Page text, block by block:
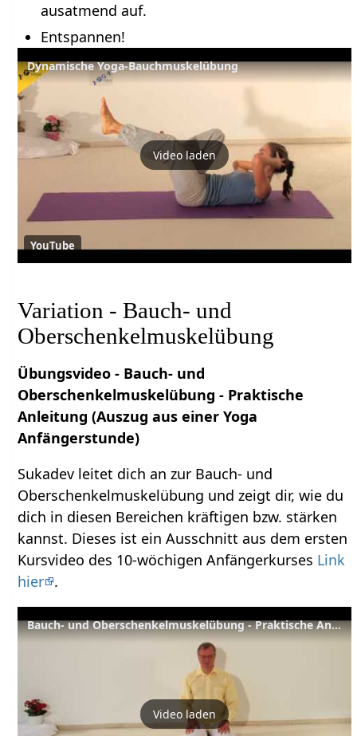
ausatmend auf.
Entspannen!
Dynamische Yoga-Bauchmuskelübung
Video laden
YouTube
Variation - Bauch- und
Oberschenkelmuskelübung
Übungsvideo - Bauch- und
Oberschenkelmuskelübung - Praktische
Anleitung (Auszug aus einer Yoga
Anfängerstunde)
Sukadev leitet dich an zur Bauch- und
Oberschenkelmuskelübung und zeigt dir, wie du
dich in diesen Bereichen kräftigen bzw. stärken
kannst. Dieses ist ein Ausschnitt aus dem ersten
Kursvideo des 10-wöchigen Anfängerkurses Link
hier .
Bauch- und Oberschenkelmuskelübung - Praktische Anleitung (Auszug sus einer Yoga Anfängerstunde)
Video laden